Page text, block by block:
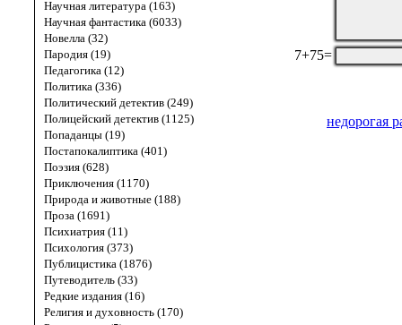
Научная литература (163)
Научная фантастика (6033)
Новелла (32)
Пародия (19)
Педагогика (12)
Политика (336)
Политический детектив (249)
Полицейский детектив (1125)
Попаданцы (19)
Постапокалиптика (401)
Поэзия (628)
Приключения (1170)
Природа и животные (188)
Проза (1691)
Психиатрия (11)
Психология (373)
Публицистика (1876)
Путеводитель (33)
Редкие издания (16)
Религия и духовность (170)
7+75=
недорогая